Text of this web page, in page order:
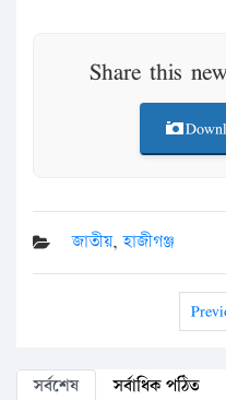
Share this
জাতীয়,হাজীগঞ্জ
সর্বশেষ সর্বাধিক পঠিত